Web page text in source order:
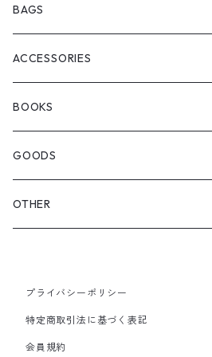
ChaosFissingClubxALLMOSTBLACK
WOODBLOCK
SEDAN ALL-PURPOSE
KICKS
BOOTS
BAGS
BACKPACK
SHOULDER
OTHER BAGS
ACCESSORIES
EYE WEAR
CAP&HAT
GLOVES&SCARF
SHOULDER
SMALL BAG
BOOKS
GOODS
TOY
PINS& PINBACK
SOX
OTHER
プライバシーポリシー
特定商取引法に基づく表記
会員規約